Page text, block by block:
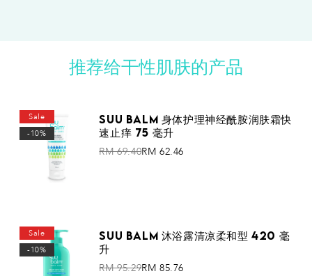
推荐给干性肌肤的产品
Sale
-10%
Suu Balm 身体护理神经酰胺润肤霜快
速止痒 75 毫升
RM 69.40RM 62.46
Sale
-10%
Suu Balm 沐浴露清凉柔和型 420 毫
升
RM 95.29RM 85.76